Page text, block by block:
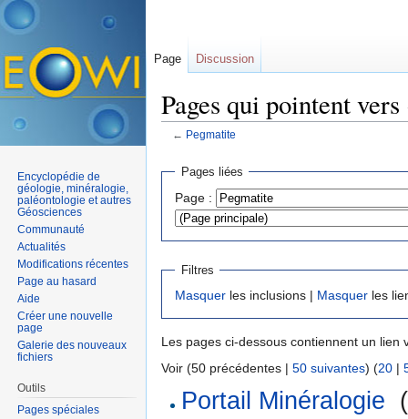
Pages qui pointent
← Pegmatite
Pages liées
Page :
Filtres
Masquer les inclusions | Masquer les
Les pages ci-dessous contiennent un lien
Voir (50 précédentes | 50 suivantes) (20 |
Portail Minéralogie (
Page Discussion
Encyclopédie de
géologie, minéralogie,
paléontologie et autres
Géosciences
Communauté
Actualités
Modifications récentes
Page au hasard
Aide
Créer une nouvelle
page
Galerie des nouveaux
fichiers
Outils
Pages spéciales